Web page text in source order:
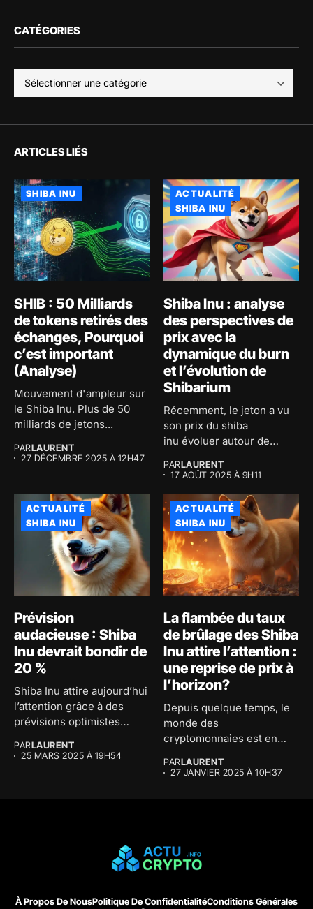
CATÉGORIES
ARTICLES LIÉS
SHIBA INU
SHIB : 50 Milliards
de tokens retirés des
échanges, Pourquoi
c’est important
(Analyse)
Mouvement d'ampleur sur
le Shiba Inu. Plus de 50
milliards de jetons...
PARLAURENT
27 DÉCEMBRE 2025 À 12H47
ACTUALITÉ
SHIBA INU
Shiba Inu : analyse
des perspectives de
prix avec la
dynamique du burn
et l’évolution de
Shibarium
Récemment, le jeton a vu
son prix du shiba
inu évoluer autour de
PARLAURENT
17 AOÛT 2025 À 9H11
ACTUALITÉ
SHIBA INU
Prévision
audacieuse : Shiba
Inu devrait bondir de
20 %
Shiba Inu attire aujourd’hui
l’attention grâce à des
prévisions optimistes
PARLAURENT
25 MARS 2025 À 19H54
ACTUALITÉ
SHIBA INU
La flambée du taux
de brûlage des Shiba
Inu attire l’attention :
une reprise de prix à
l’horizon?
Depuis quelque temps, le
monde des
cryptomonnaies est en
PARLAURENT
27 JANVIER 2025 À 10H37
À Propos De NousPolitique De ConfidentialitéConditions Générales